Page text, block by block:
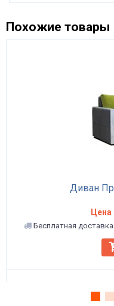
Похожие товары
Диван
Цена
Бесплатная доставка